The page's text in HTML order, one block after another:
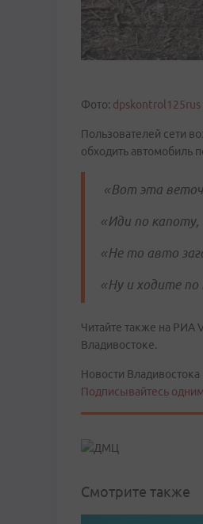
Фото: dpskontrol125rus
Пользователей сети
обходить автомобиль
«Вот эта
«Иди по капоту,
«Не то авто
«Ну и ходите по
Читайте также на РИА
Владивостоке.
Новости Владивостока
Подписывайтесь
Смотрите также